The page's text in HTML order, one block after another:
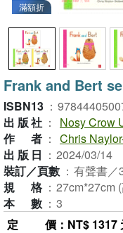
滿額折
Frank and Bert
ISBN13 ：
出版社 ：
Nosy Crow
作者 ： Chris
出版日 ： 2024/03/14
裝訂／頁數 ： 有聲書／
規格 ： 27cm*27cm
本數 ： 3
定價 ：NT$ 1317